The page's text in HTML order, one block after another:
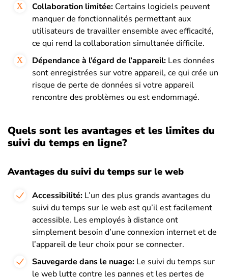
Collaboration limitée: Certains logiciels peuvent
manquer de fonctionnalités permettant aux
utilisateurs de travailler ensemble avec efficacité,
ce qui rend la collaboration simultanée difficile.
Dépendance à l’égard de l’appareil: Les données
sont enregistrées sur votre appareil, ce qui crée un
risque de perte de données si votre appareil
rencontre des problèmes ou est endommagé.
Quels sont les avantages et les limites du
suivi du temps en ligne?
Avantages du suivi du temps sur le web
Accessibilité: L’un des plus grands avantages du
suivi du temps sur le web est qu’il est facilement
accessible. Les employés à distance ont
simplement besoin d’une connexion internet et de
l’appareil de leur choix pour se connecter.
Sauvegarde dans le nuage: Le suivi du temps sur
le web lutte contre les pannes et les pertes de